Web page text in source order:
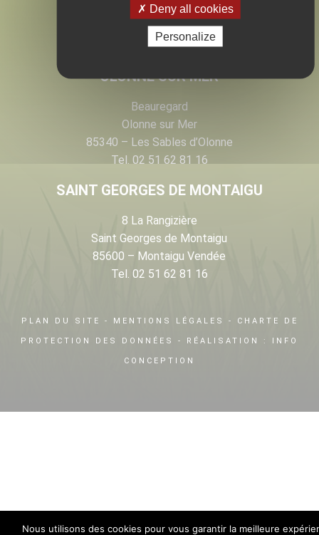
Les Essarts
85140 – Essarts en Bocage
Tel. 02 51 62 81 16
OLONNE SUR MER
Beauregard
Olonne sur Mer
85340 – Les Sables d’Olonne
Tel. 02 51 62 81 16
SAINT GEORGES DE MONTAIGU
8 La Rangizière
Saint Georges de Montaigu
85600 – Montaigu Vendée
Tel. 02 51 62 81 16
PLAN DU SITE - MENTIONS LÉGALES - CHARTE DE
PROTECTION DES DONNÉES - RÉALISATION : INFO
CONCEPTION
Nous utilisons des cookies pour vous garantir la meilleure
Deny all cookies
Personalize